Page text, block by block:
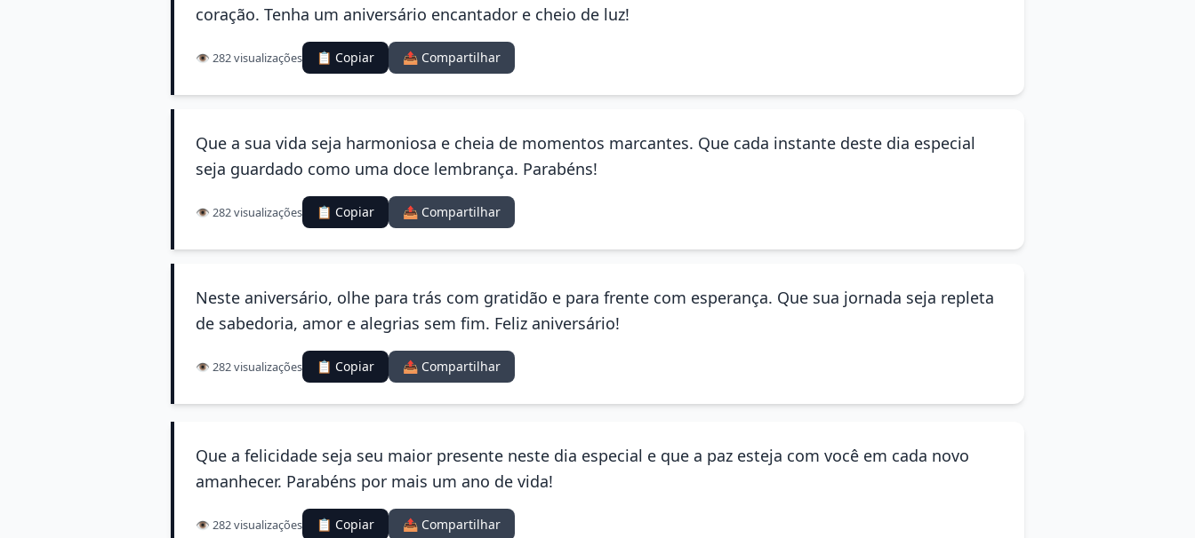
coração. Tenha um aniversário encantador e cheio de luz!
👁️ 282 visualizações 📋 Copiar 📤 Compartilhar
Que a sua vida seja harmoniosa e cheia de momentos marcantes. Que cada instante deste dia especial
seja guardado como uma doce lembrança. Parabéns!
👁️ 282 visualizações 📋 Copiar 📤 Compartilhar
Neste aniversário, olhe para trás com gratidão e para frente com esperança. Que sua jornada seja repleta
de sabedoria, amor e alegrias sem fim. Feliz aniversário!
👁️ 282 visualizações 📋 Copiar 📤 Compartilhar
Que a felicidade seja seu maior presente neste dia especial e que a paz esteja com você em cada novo
amanhecer. Parabéns por mais um ano de vida!
👁️ 282 visualizações 📋 Copiar 📤 Compartilhar